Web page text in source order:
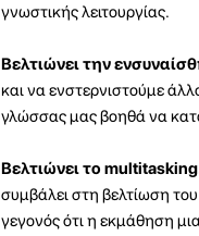
γνωστικής λειτουργίας.
Βελτιώνει την
και να ενστερνιστούμε
γλώσσας μας βοηθά να
Βελτιώνει το
συμβάλει στη βελτίωση
γεγονός ότι η εκμάθηση